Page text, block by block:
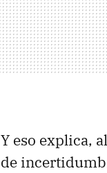
Y eso explica,
de